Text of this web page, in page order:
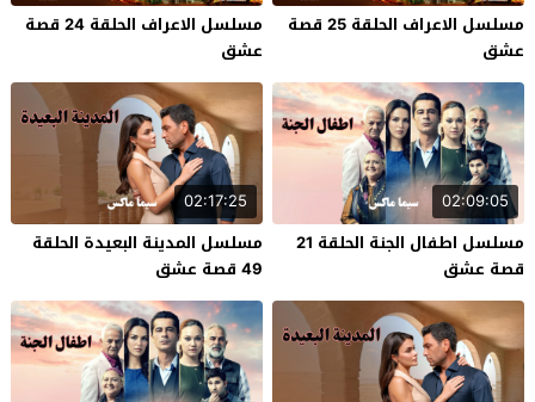
مسلسل الاعراف الحلقة 25 قصة
عشق
مسلسل الاعراف الحلقة 24 قصة
عشق
02:09:05
مسلسل اطفال الجنة الحلقة 21
قصة عشق
02:17:25
مسلسل المدينة البعيدة الحلقة
49 قصة عشق